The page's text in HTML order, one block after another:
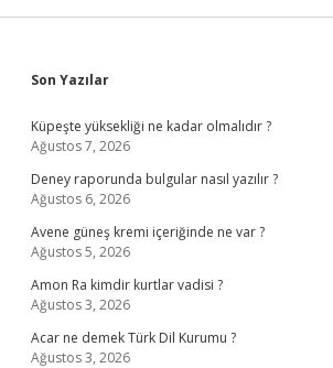
Sidebar
Son Yazılar
Küpeşte yüksekliği ne kadar olmalıdır ?
Ağustos 7, 2026
Deney raporunda bulgular nasıl yazılır ?
Ağustos 6, 2026
Avene güneş kremi içeriğinde ne var ?
Ağustos 5, 2026
Amon Ra kimdir kurtlar vadisi ?
Ağustos 3, 2026
Acar ne demek Türk Dil Kurumu ?
Ağustos 3, 2026